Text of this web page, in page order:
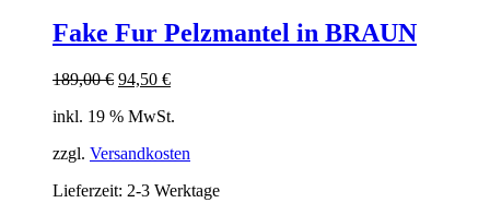
Fake Fur Pelzmantel in BRAUN
189,00€ Ursprünglicher
war:
94,50 €Aktueller
ist:
inkl. 19 % MwSt.
zzgl. Versandkosten
Lieferzeit: 2-3 Werktage